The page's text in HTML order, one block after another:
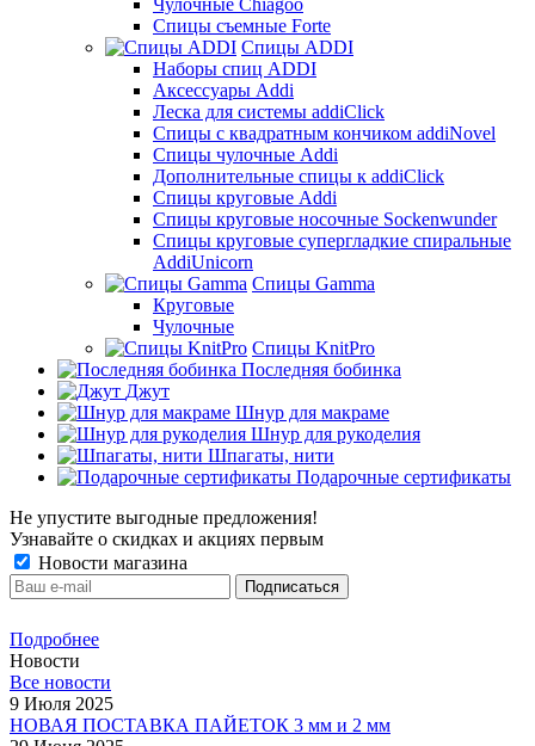
Чулочные Chiagoo
Спицы съемные Forte
Спицы ADDI
Наборы спиц ADDI
Аксессуары Addi
Леска для системы addiClick
Спицы с квадратным кончиком addiNovel
Спицы чулочные Addi
Дополнительные спицы к addiClick
Спицы круговые Addi
Спицы круговые носочные Sockenwunder
Спицы круговые супергладкие спиральные
AddiUnicorn
Спицы Gamma
Круговые
Чулочные
Спицы KnitPro
Последняя бобинка
Джут
Шнур для макраме
Шнур для рукоделия
Шпагаты, нити
Подарочные сертификаты
Не упустите выгодные предложения!
Узнавайте о скидках и акциях первым
Новости магазина
Подробнее
Новости
Все новости
9 Июля 2025
НОВАЯ ПОСТАВКА ПАЙЕТОК 3 мм и 2 мм